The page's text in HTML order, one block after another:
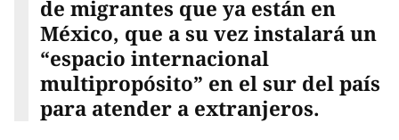
de migrantes que ya están en
México, que a su vez instalará un
“espacio internacional
multipropósito” en el sur del país
para atender a extranjeros.